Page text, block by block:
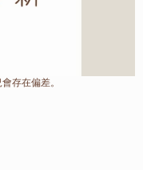
存在偏差。